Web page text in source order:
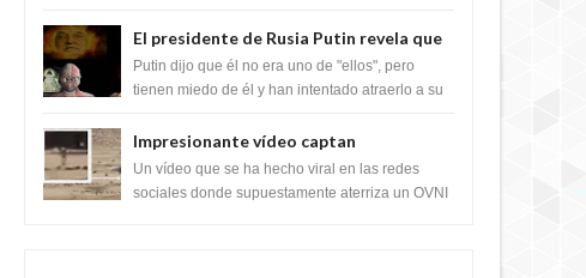
El presidente de Rusia Putin revela que
la clase dominante en el mundo son los
híbridos reptiles
Putin dijo que él no era uno de "ellos", pero
tienen miedo de él y han intentado atraerlo a su
Impresionante vídeo captan
extraterrestres bajando de un OVNI en
Arabia Saudita
Un vídeo que se ha hecho viral en las redes
sociales donde supuestamente aterriza un OVNI